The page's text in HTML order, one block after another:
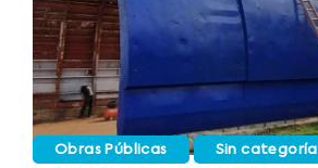
Obras Públicas Sin categoría